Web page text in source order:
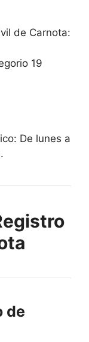
de Carnota:
19
De lunes a
de